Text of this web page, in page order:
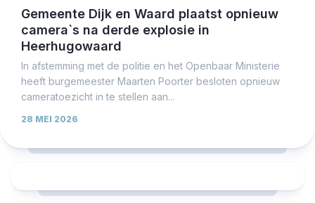
Gemeente Dijk en Waard plaatst opnieuw
camera`s na derde explosie in
Heerhugowaard
In afstemming met de politie en het Openbaar Ministerie
heeft burgemeester Maarten Poorter besloten opnieuw
cameratoezicht in te stellen aan...
28 MEI 2026